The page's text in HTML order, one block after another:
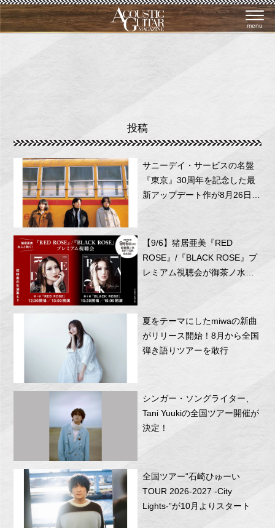
menu
投稿
サニーデイ・サービスの名盤
『東京』30周年を記念した最
新アップデート作が8月26日に
リリース！
【9/6】猪居亜美『RED
ROSE』/『BLACK ROSE』プ
レミアム視聴会が御茶ノ水
夏をテーマにしたmiwaの新曲
がリリース開始！8月から全国
弾き語りツアーを敢行
シンガー・ソングライター、
Tani Yuukiの全国ツアー開催が
決定！
全国ツアー“石崎ひゅーい
TOUR 2026-2027 -City
Lights-”が10月よりスタート